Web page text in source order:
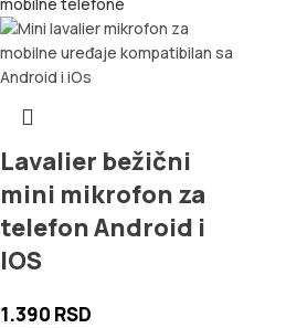
Lavalier bežični
mini mikrofon za
telefon Android i
IOS
1.390 RSD